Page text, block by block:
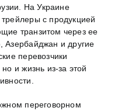
На Украине
с продукцией
транзитом через ее
и другие
перевозчики
и жизнь из-за этой
переговорном